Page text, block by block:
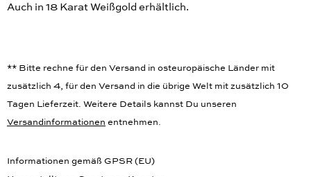
Auch in 18 Karat Weißgold erhältlich.
** Bitte rechne für den Versand in osteuropäische Länder mit
zusätzlich 4, für den Versand in die übrige Welt mit zusätzlich 10
Tagen Lieferzeit. Weitere Details kannst Du unseren
Versandinformationenentnehmen.
Informationen gemäß GPSR (EU)